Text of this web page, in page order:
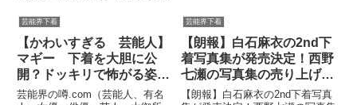
ート
芸能界下着
【かわいすぎる 芸能人】
マギー 下着を大胆に公
開？ドッキリで怖がる姿が
かわいい！ .
芸能界の噂.com（芸能人、有名
芸能界下着
【朗報】白石麻衣の2nd下
着写真集が発売決定！西野
七瀬の写真集の売り上げを
超えることができるか？？
【朗報】白石麻衣の2nd下着写真